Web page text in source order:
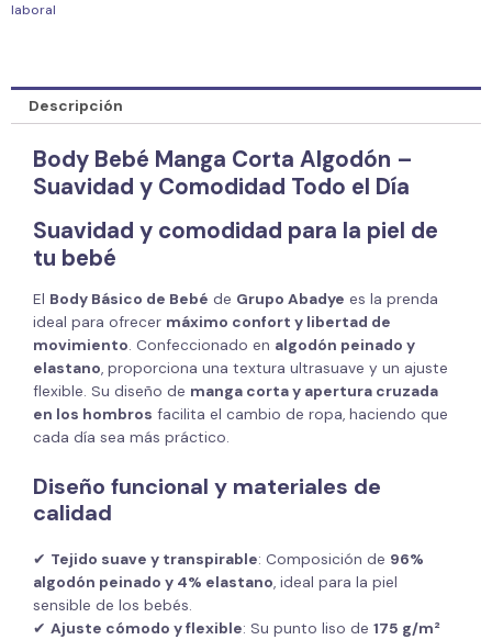
laboral
Descripción
Body Bebé Manga Corta Algodón –
Suavidad y Comodidad Todo el Día
Suavidad y comodidad para la piel de
tu bebé
El Body Básico de Bebé de Grupo Abadye es la prenda
ideal para ofrecer máximo confort y libertad de
movimiento. Confeccionado en algodón peinado y
elastano, proporciona una textura ultrasuave y un ajuste
flexible. Su diseño de manga corta y apertura cruzada
en los hombros facilita el cambio de ropa, haciendo que
cada día sea más práctico.
Diseño funcional y materiales de
calidad
✔ Tejido suave y transpirable: Composición de 96%
algodón peinado y 4% elastano, ideal para la piel
sensible de los bebés.
✔ Ajuste cómodo y flexible: Su punto liso de 175 g/m²